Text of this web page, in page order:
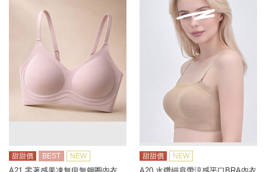
甜甜價 BEST NEW 甜甜價 NEW